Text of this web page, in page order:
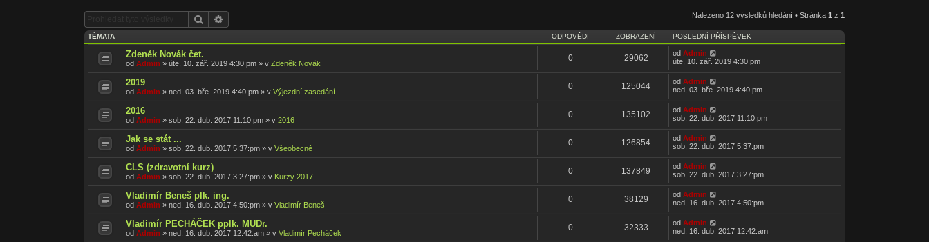
Hledat Nalezeno 12 výsledků hledání • Stránka 1 z 1
TÉMATA ODPOVĚDI ZOBRAZENÍ POSLEDNÍ PŘÍSPĚVEK
Zdeněk Novák čet.
od Admin » úte, 10. zář. 2019 4:30:pm » v Zdeněk Novák
0 29062 od Admin
úte, 10. zář. 2019 4:30:pm
2019
od Admin » ned, 03. bře. 2019 4:40:pm » v Výjezdní zasedání
0 125044 od Admin
ned, 03. bře. 2019 4:40:pm
2016
od Admin » sob, 22. dub. 2017 11:10:pm » v 2016
0 135102 od Admin
sob, 22. dub. 2017 11:10:pm
Jak se stát ...
od Admin » sob, 22. dub. 2017 5:37:pm » v Všeobecně
0 126854 od Admin
sob, 22. dub. 2017 5:37:pm
CLS (zdravotní kurz)
od Admin » sob, 22. dub. 2017 3:27:pm » v Kurzy 2017
0 137849 od Admin
sob, 22. dub. 2017 3:27:pm
Vladimír Beneš plk. ing.
od Admin » ned, 16. dub. 2017 4:50:pm » v Vladimír Beneš
0 38129 od Admin
ned, 16. dub. 2017 4:50:pm
Vladimír PECHÁČEK pplk. MUDr.
od Admin » ned, 16. dub. 2017 12:42:am » v Vladimír Pecháček
0 32333 od Admin
ned, 16. dub. 2017 12:42:am